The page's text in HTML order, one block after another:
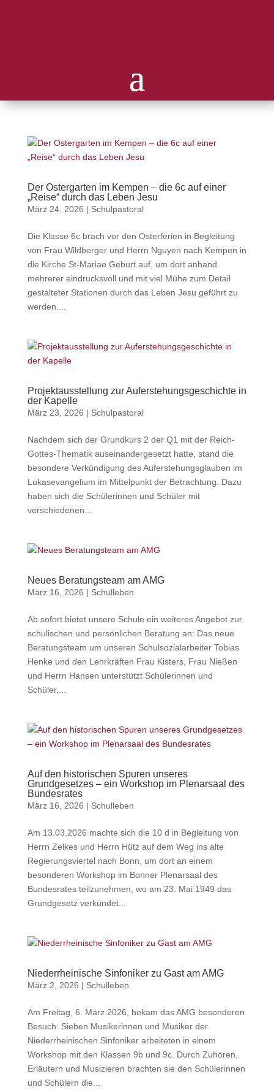
Der Ostergarten im Kempen – die 6c auf einer
„Reise“ durch das Leben Jesu
März 24, 2026 | Schulpastoral
Die Klasse 6c brach vor den Osterferien in Begleitung
von Frau Wildberger und Herrn Nguyen nach Kempen in
die Kirche St-Mariae Geburt auf, um dort anhand
mehrerer eindrucksvoll und mit viel Mühe zum Detail
gestalteter Stationen durch das Leben Jesu geführt zu
werden....
Projektausstellung zur Auferstehungsgeschichte in
der Kapelle
März 23, 2026 | Schulpastoral
Nachdem sich der Grundkurs 2 der Q1 mit der Reich-
Gottes-Thematik auseinandergesetzt hatte, stand die
besondere Verkündigung des Auferstehungsglauben im
Lukasevangelium im Mittelpunkt der Betrachtung. Dazu
haben sich die Schülerinnen und Schüler mit
verschiedenen...
Neues Beratungsteam am AMG
März 16, 2026 | Schulleben
Ab sofort bietet unsere Schule ein weiteres Angebot zur
schulischen und persönlichen Beratung an: Das neue
Beratungsteam um unseren Schulsozialarbeiter Tobias
Henke und den Lehrkräften Frau Kisters, Frau Nießen
und Herrn Hansen unterstützt Schülerinnen und
Schüler,...
Auf den historischen Spuren unseres
Grundgesetzes – ein Workshop im Plenarsaal des
Bundesrates
März 16, 2026 | Schulleben
Am 13.03.2026 machte sich die 10 d in Begleitung von
Herrn Zelkes und Herrn Hütz auf dem Weg ins alte
Regierungsviertel nach Bonn, um dort an einem
besonderen Workshop im Bonner Plenarsaal des
Bundesrates teilzunehmen, wo am 23. Mai 1949 das
Grundgesetz verkündet...
Niederrheinische Sinfoniker zu Gast am AMG
März 2, 2026 | Schulleben
Am Freitag, 6. März 2026, bekam das AMG besonderen
Besuch: Sieben Musikerinnen und Musiker der
Niederrheinischen Sinfoniker arbeiteten in einem
Workshop mit den Klassen 9b und 9c. Durch Zuhören,
Erläutern und Musizieren brachten sie den Schülerinnen
und Schülern die...